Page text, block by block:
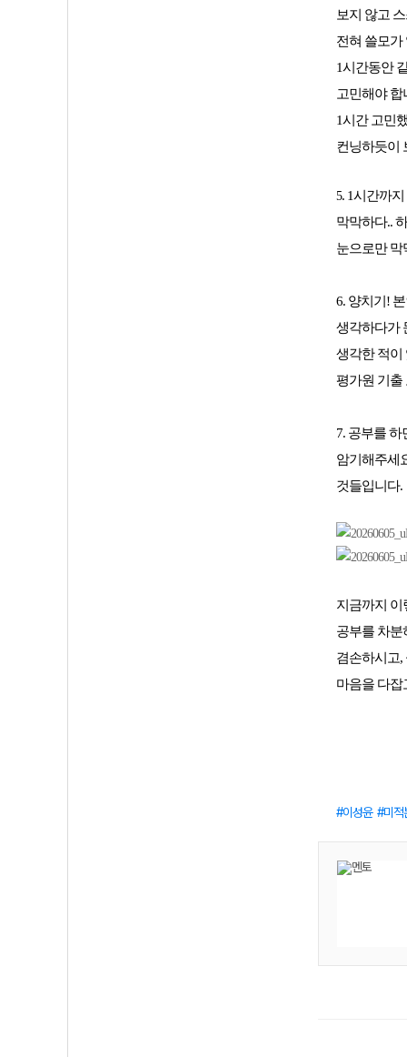
보지 않고
전혀 쓸모가
1시간동안
고민해야
1시간 고민
컨닝하듯이
5. 1시간까
막막하다..
눈으로만 막
6. 양치기!
생각하다가
생각한 적이
평가원 기출
7. 공부를 하
암기해주세
것들입니다.
지금까지 이
공부를 차분
겸손하시고,
마음을 다잡
이성윤 미적